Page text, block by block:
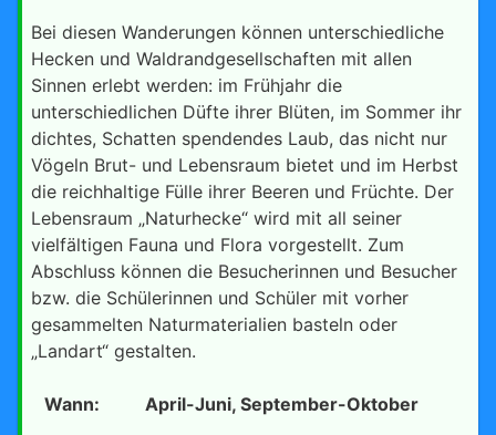
Bei diesen Wanderungen können unterschiedliche
Hecken und Waldrandgesellschaften mit allen
Sinnen erlebt werden: im Frühjahr die
unterschiedlichen Düfte ihrer Blüten, im Sommer ihr
dichtes, Schatten spendendes Laub, das nicht nur
Vögeln Brut- und Lebensraum bietet und im Herbst
die reichhaltige Fülle ihrer Beeren und Früchte. Der
Lebensraum „Naturhecke“ wird mit all seiner
vielfältigen Fauna und Flora vorgestellt. Zum
Abschluss können die Besucherinnen und Besucher
bzw. die Schülerinnen und Schüler mit vorher
gesammelten Naturmaterialien basteln oder
„Landart“ gestalten.
Wann:
April-Juni, September-Oktober